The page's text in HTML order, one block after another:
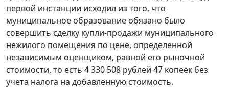
первой инстанции исходил из того, что
муниципальное образование обязано было
совершить сделку купли-продажи муниципального
нежилого помещения по цене, определенной
независимым оценщиком, равной его рыночной
стоимости, то есть 4 330 508 рублей 47 копеек без
учета налога на добавленную стоимость.